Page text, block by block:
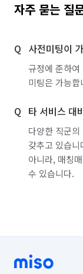
자주 묻는 질
사전미팅이
규정에 준하
미팅은 가능합
타 서비스 대
다양한 직군
갖추고 있습
아니라, 매칭
수 있습니다.